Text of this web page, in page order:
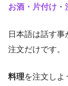
お酒・片付け ・
日本語は話す
注文だけです。
料理を注文しよ